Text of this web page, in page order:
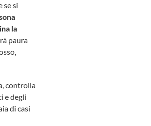
se si
la
paura
controlla
e degli
di casi